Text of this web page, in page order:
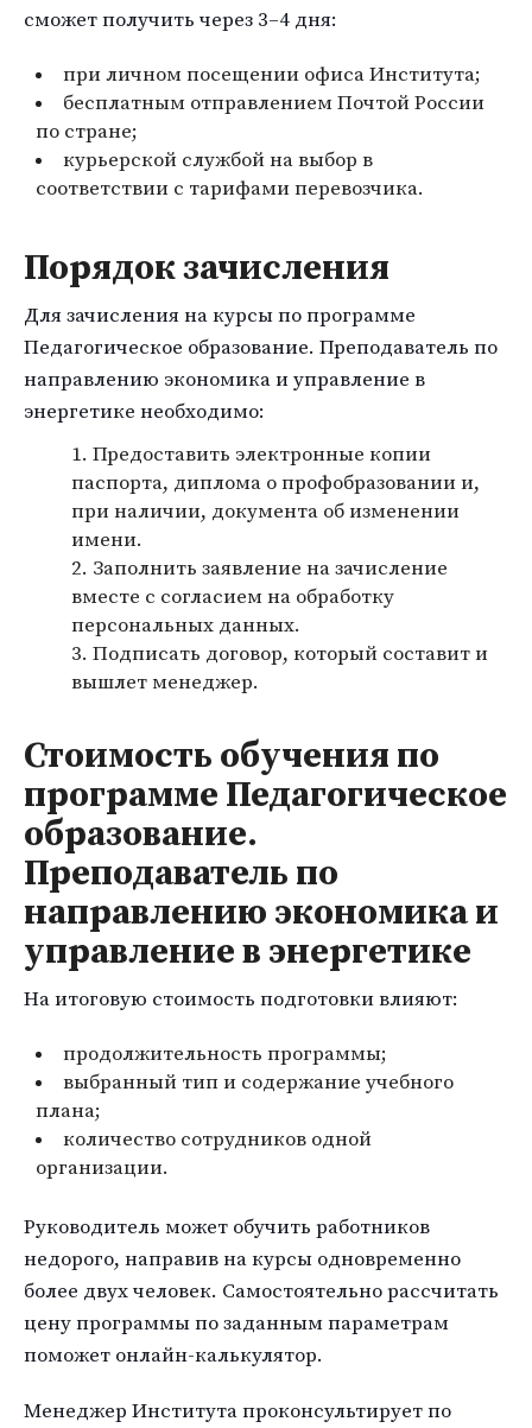
сможет получить через 3–4 дня:
при личном посещении офиса Института;
бесплатным отправлением Почтой России
по стране;
курьерской службой на выбор в
соответствии с тарифами перевозчика.
Порядок зачисления
Для зачисления на курсы по программе
Педагогическое образование. Преподаватель по
направлению экономика и управление в
энергетике необходимо:
Предоставить электронные копии
паспорта, диплома о профобразовании и,
при наличии, документа об изменении
имени.
Заполнить заявление на зачисление
вместе с согласием на обработку
персональных данных.
Подписать договор, который составит и
вышлет менеджер.
Стоимость обучения по
программе Педагогическое
образование.
Преподаватель по
направлению экономика и
управление в энергетике
На итоговую стоимость подготовки влияют:
продолжительность программы;
выбранный тип и содержание учебного
плана;
количество сотрудников одной
организации.
Руководитель может обучить работников
недорого, направив на курсы одновременно
более двух человек. Самостоятельно рассчитать
цену программы по заданным параметрам
поможет онлайн-калькулятор.
Менеджер Института проконсультирует по